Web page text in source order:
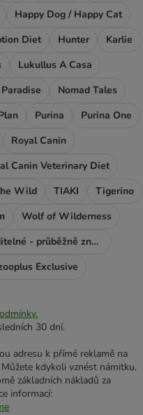
Happy Dog / Happy Cat
Diet Hunter
Karlie
Lukullus A Casa
Nomad Tales
Purina
Purina One
Royal Canin
Canin Veterinary Diet
Wild TIAKI
Tigerino
Wolf of Wilderness
Nezařaditelné - průběžně značky
Exclusive
30 dní.
adresu k přímé reklamě na
kdykoli vznést námitku,
základních nákladů za
informací: